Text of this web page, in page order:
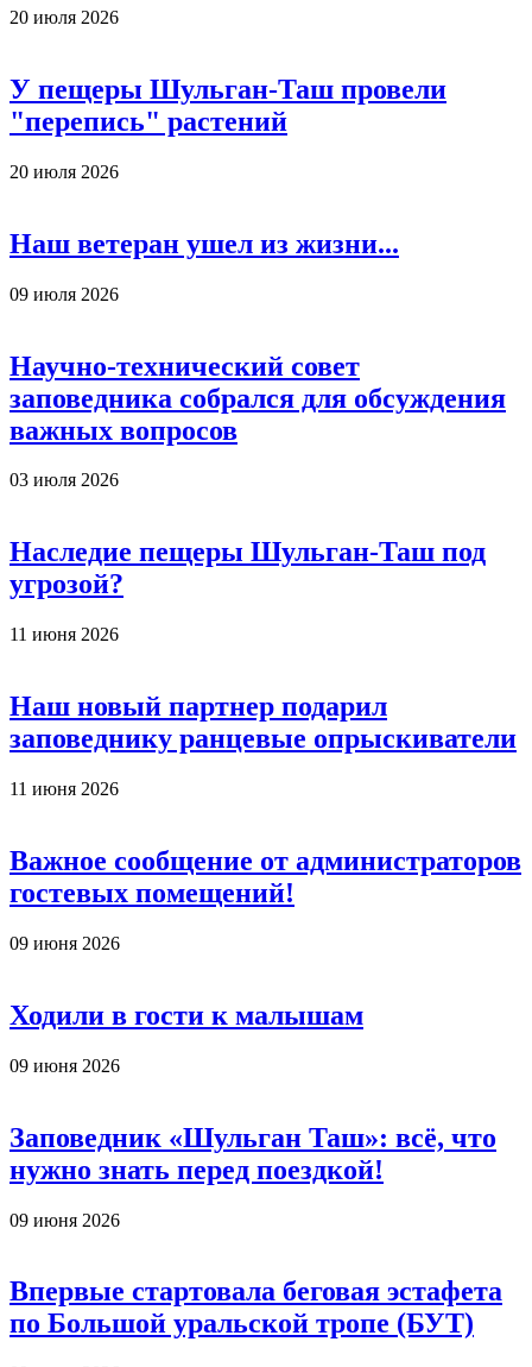
20 июля 2026
У пещеры Шульган-Таш провели
"перепись" растений
20 июля 2026
Наш ветеран ушел из жизни...
09 июля 2026
Научно-технический совет
заповедника собрался для обсуждения
важных вопросов
03 июля 2026
Наследие пещеры Шульган-Таш под
угрозой?
11 июня 2026
Наш новый партнер подарил
заповеднику ранцевые опрыскиватели
11 июня 2026
Важное сообщение от администраторов
гостевых помещений!
09 июня 2026
Ходили в гости к малышам
09 июня 2026
Заповедник «Шульган Таш»: всё, что
нужно знать перед поездкой!
09 июня 2026
Впервые стартовала беговая эстафета
по Большой уральской тропе (БУТ)